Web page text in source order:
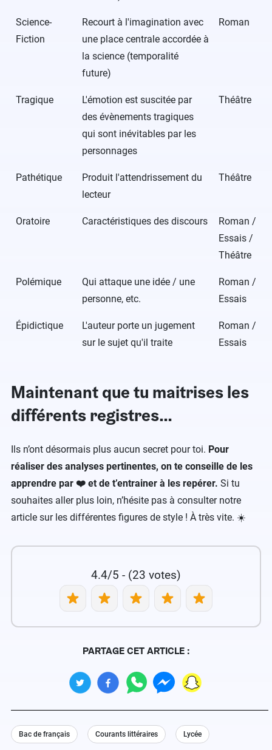
Science-
Fiction
Recourt à l'imagination avec
une place centrale accordée à
la science (temporalité
future)
Roman
Tragique
L'émotion est suscitée par
des évènements tragiques
qui sont inévitables par les
personnages
Théâtre
Pathétique
Produit l'attendrissement du
lecteur
Théâtre
Oratoire Caractéristiques des discours
Roman /
Essais /
Théâtre
Polémique
Qui attaque une idée / une
personne, etc.
Roman /
Essais
Épidictique
L'auteur porte un jugement
sur le sujet qu'il traite
Roman /
Essais
Maintenant que tu maitrises les
différents registres…
Ils n’ont désormais plus aucun secret pour toi. Pour
réaliser des analyses pertinentes, on te conseille de les
apprendre par ❤️ et de t’entrainer à les repérer. Si tu
souhaites aller plus loin, n’hésite pas à consulter notre
article sur les différentes figures de style ! À très vite. ☀️
4.4/5 - (23 votes)
PARTAGE CET ARTICLE :
Bac de français Courants littéraires Lycée